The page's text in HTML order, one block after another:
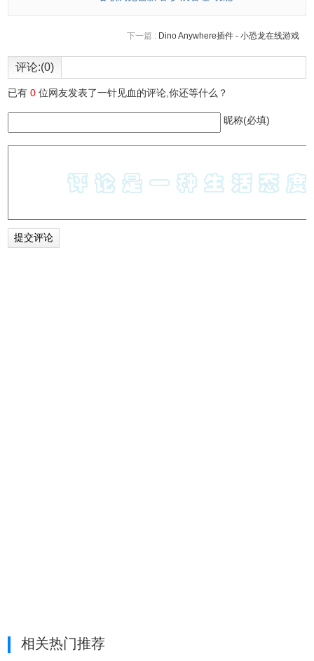
下一篇 : Dino Anywhere插件 - 小恐龙在线游戏
评论:(0)
已有0 位网友发表了一针见血的评论,你还等什么？
昵称(必填)
相关热门推荐